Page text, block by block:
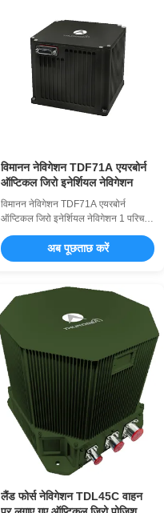
विमानन नेविगेशन TDF71A एयरबोर्न
ऑप्टिकल जिरो इनेर्शियल नेविगेशन
विमानन नेविगेशन TDF71A एयरबोर्न
ऑप्टिकल जिरो इनेर्शियल नेविगेशन 1 परिचय
सिस्टम (INS) में ऑप्टिकल जिरोस्कोप और
क्वार्ट्ज एक्सेलेरोमीटर अपने मुख्य सेंसर घटकों
या मॉड्यूलेटेड (डिथरड) सिस्टम आर्किटेक्चर
का उपयोग करना ...
अब पूछताछ करें
लैंड फोर्स नेविगेशन TDL45C वाहन